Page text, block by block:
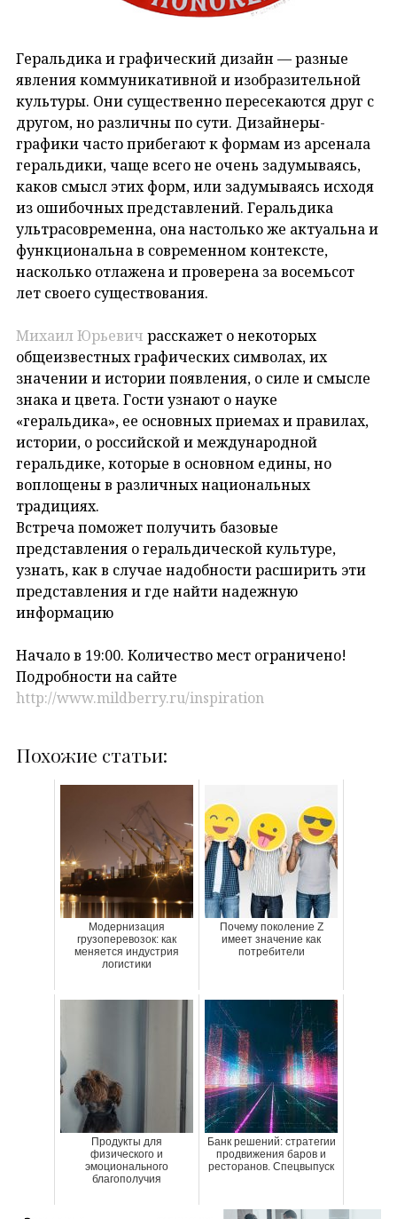
Геральдика и графический дизайн — разные
явления коммуникативной и изобразительной
культуры. Они существенно пересекаются друг с
другом, но различны по сути. Дизайнеры-
графики часто прибегают к формам из арсенала
геральдики, чаще всего не очень задумываясь,
каков смысл этих форм, или задумываясь исходя
из ошибочных представлений. Геральдика
ультрасовременна, она настолько же актуальна и
функциональна в современном контексте,
насколько отлажена и проверена за восемьсот
лет своего существования.
Михаил Юрьевич расскажет о некоторых
общеизвестных графических символах, их
значении и истории появления, о силе и смысле
знака и цвета. Гости узнают о науке
«геральдика», ее основных приемах и правилах,
истории, о российской и международной
геральдике, которые в основном едины, но
воплощены в различных национальных
традициях.
Встреча поможет получить базовые
представления о геральдической культуре,
узнать, как в случае надобности расширить эти
представления и где найти надежную
информацию
Начало в 19:00. Количество мест ограничено!
Подробности на сайте
http://www.mildberry.ru/inspiration
Похожие статьи:
Модернизация
грузоперевозок: как
меняется индустрия
логистики
Почему поколение Z
имеет значение как
потребители
Продукты для
физического и
эмоционального
благополучия
Банк решений: стратегии
продвижения баров и
ресторанов. Спецвыпуск